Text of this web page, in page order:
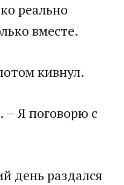
реально
вместе.
кивнул.
– Я поговорю с
день раздался